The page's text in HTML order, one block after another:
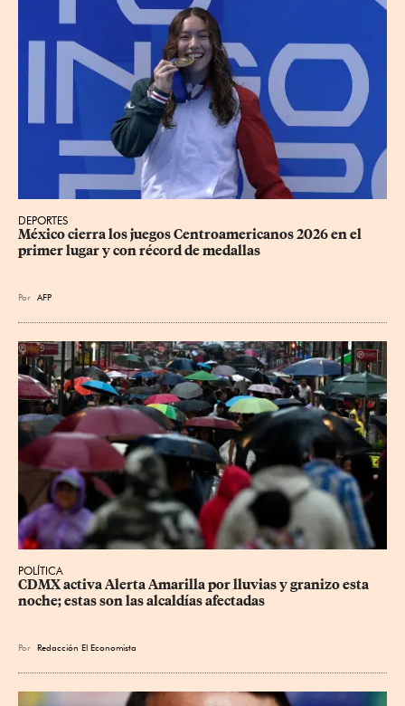
DEPORTES
México cierra los juegos Centroamericanos 2026 en el
primer lugar y con récord de medallas
Por AFP
POLÍTICA
CDMX activa Alerta Amarilla por lluvias y granizo esta
noche; estas son las alcaldías afectadas
Por Redacción El Economista